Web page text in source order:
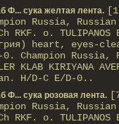
Ф... сука желтая лента.
Russia, Russian
RKF. о. TULIPANOS
heart, eyes-
Champion Russia,
KLAB KIRIYANA
H/D-С E/D-0..
Ф... сука розовая лента.
Russia, Russian
RKF. о. TULIPANOS